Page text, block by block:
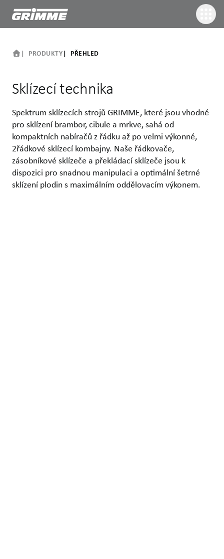
PRODUKTY PŘEHLED
Sklízecí technika
Spektrum sklízecích strojů GRIMME, které jsou vhodné
pro sklízení brambor, cibule a mrkve, sahá od
kompaktních nabíračů z řádku až po velmi výkonné,
2řádkové sklízecí kombajny. Naše řádkovače,
zásobníkové sklízeče a překládací sklízeče jsou k
dispozici pro snadnou manipulaci a optimální šetrné
sklízení plodin s maximálním oddělovacím výkonem.